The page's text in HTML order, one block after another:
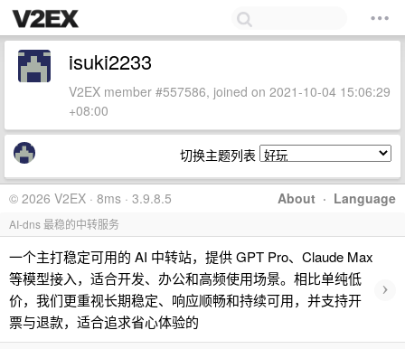
isuki2233
V2EX member #557586, joined on 2021-10-04 15:06:29
+08:00
切换主题列表
About · Language
© 2026 V2EX · 8ms · 3.9.8.5
AI-dns 最稳的中转服务
一个主打稳定可用的 AI 中转站，提供 GPT Pro、Claude Max
等模型接入，适合开发、办公和高频使用场景。相比单纯低
价，我们更重视长期稳定、响应顺畅和持续可用，并支持开
票与退款，适合追求省心体验的
›